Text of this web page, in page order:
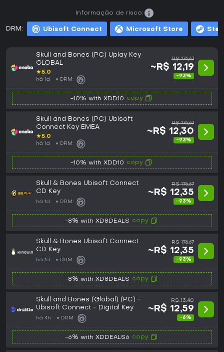
DRM: Ubisoft Connect Microsoft Store
Informação de risco:
Skull and Bones (PC) Uplay Key
GLOBAL
★5.0
há 1d DRM:
R$ 176,67
~R$ 12,19
-93%
-10% with XDD10 copy
Skull and Bones (PC) Ubisoft
Connect Key EMEA
★5.0
há 1d DRM:
R$ 176,67
~R$ 12,30
-93%
-10% with XDD10 copy
Skull & Bones Ubisoft Connect
CD Key
há 1d DRM:
R$ 176,67
~R$ 12,35
-93%
-8% with XD8DEALS copy
Skull & Bones Ubisoft Connect
CD Key
há 1d DRM:
R$ 176,67
~R$ 12,35
-93%
-8% with XD8DEALS copy
Skull and Bones (Global) (PC) -
Ubisoft Connect - Digital Key
há 4h DRM:
R$ 13,40
~R$ 12,59
-6%
-6% with XDDEALS6 copy